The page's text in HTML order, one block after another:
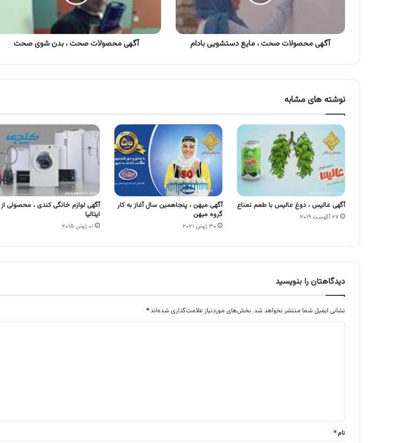
آگهی محصولات صحت ، مایع دستشویی بادام آگهی محصولات صحت ، بدن شوی صحت
نوشته های مشابه
آگهی عالیس ، دوغ عالیس با طعم نعناع
۲۷ آگوست ۲۰۱۹
آگهی میهن ، پنجاهمین سال آغاز به کار
گروه میهن
۳۰ ژوئن ۲۰۲۱
آگهی لوازم خانگی کندی ، محصولی از
ایتالیا
۰۱ ژوئن ۲۰۱۵
دیدگاهتان را بنویسید
نشانی ایمیل شما منتشر نخواهد شد. بخش‌های موردنیاز علامت‌گذاری شده‌اند*
نام*